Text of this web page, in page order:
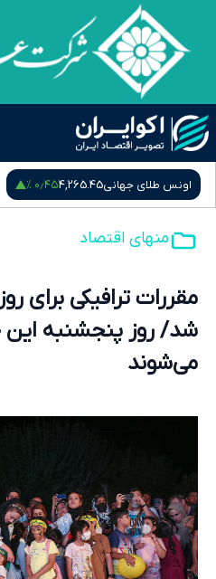
اونس طلای جهانی4,265.45۰٫۴۵ %
منهای اقتصاد
مقررات ترافیکی برای
شد/ روز پنجشنبه این
می‌شوند